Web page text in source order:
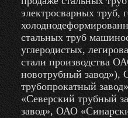
электросварных труб,
стальных труб
углеродистых,
стали производства
новотрубный
трубопрокатный
«Северский трубный
завод», ОАО